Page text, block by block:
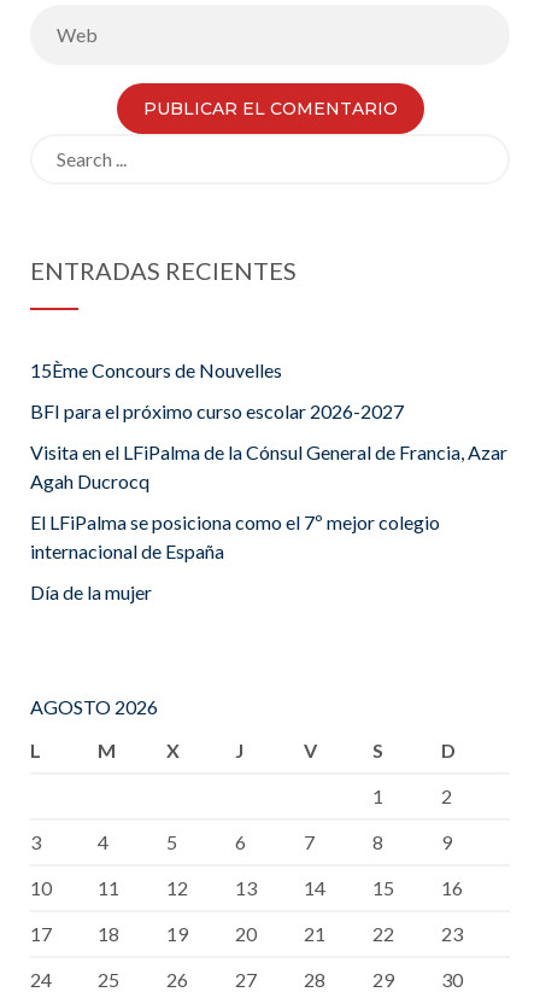
ENTRADAS RECIENTES
15Ème Concours de Nouvelles
BFI para el próximo curso escolar 2026-2027
Visita en el LFiPalma de la Cónsul General de Francia, Azar
Agah Ducrocq
El LFiPalma se posiciona como el 7º mejor colegio
internacional de España
Día de la mujer
AGOSTO 2026
L
M X J V S
D
1
2
3
4 5 6 7 8
9
10
11 12 13 14 15
16
17
18 19 20 21 22
23
24
25 26 27 28 29 30